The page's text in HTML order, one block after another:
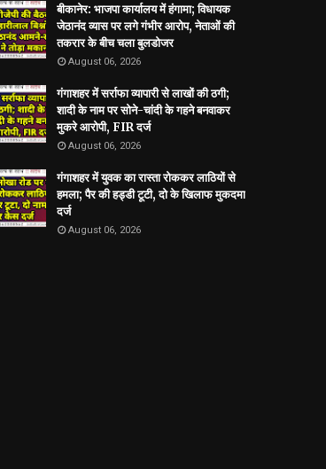
बीकानेर: भाजपा कार्यालय में हंगामा; विधायक
जेठानंद व्यास पर लगे गंभीर आरोप, नेताओं की
तकरार के बीच चला बुलडोजर
August 06, 2026
गंगाशहर में सर्राफा व्यापारी से लाखों की ठगी;
शादी के नाम पर सोने-चांदी के गहने बनवाकर
मुकरे आरोपी, FIR दर्ज
August 06, 2026
गंगाशहर में युवक का रास्ता रोककर लाठियों से
हमला; पैर की हड्डी टूटी, दो के खिलाफ मुकदमा
दर्ज
August 06, 2026